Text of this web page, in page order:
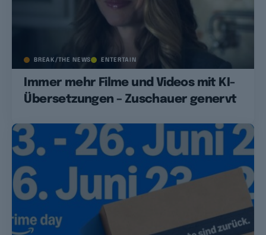
BREAK/THE NEWS ENTERTAIN
Immer mehr Filme und Videos mit KI-
Übersetzungen – Zuschauer genervt